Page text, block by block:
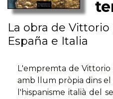
La obra de
España e Italia
L'empremta de Vittorio
amb llum pròpia dins el
l'hispanisme italià del